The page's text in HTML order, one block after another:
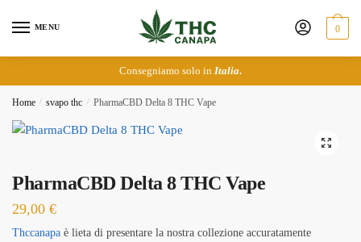
MENU 0
Consegniamo solo in Italia.
Home / svapo thc / PharmaCBD Delta 8 THC Vape
🔍
PharmaCBD Delta 8 THC Vape
29,00 €
Thccanapa è lieta di presentare la nostra collezione accuratamente